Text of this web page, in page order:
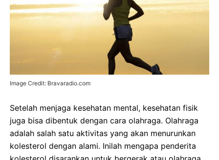
Image Credit: Bravaradio.com
Setelah menjaga kesehatan mental, kesehatan fisik
juga bisa dibentuk dengan cara olahraga. Olahraga
adalah salah satu aktivitas yang akan menurunkan
kolesterol dengan alami. Inilah mengapa penderita